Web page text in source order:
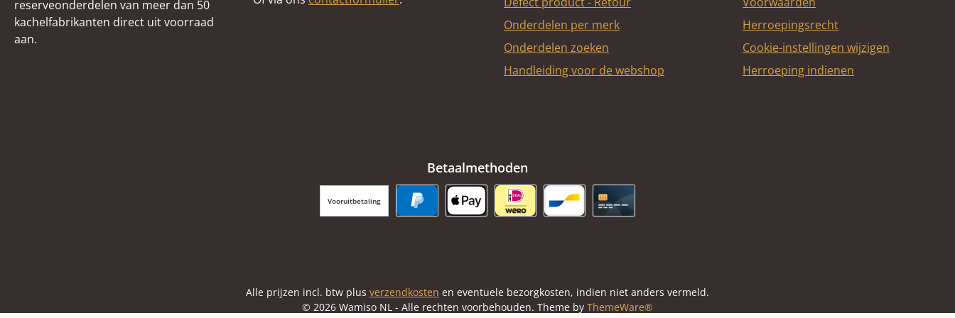
reserveonderdelen van meer dan 50
kachelfabrikanten direct uit voorraad
aan.
Onderdelen per merk
Onderdelen zoeken
Handleiding voor de webshop
Herroepingsrecht
Cookie-instellingen wijzigen
Herroeping indienen
Betaalmethoden
Vooruitbetaling
Alle prijzen incl. btw plus verzendkosten en eventuele bezorgkosten, indien niet anders vermeld.
© 2026 Wamiso NL - Alle rechten voorbehouden. Theme by ThemeWare®